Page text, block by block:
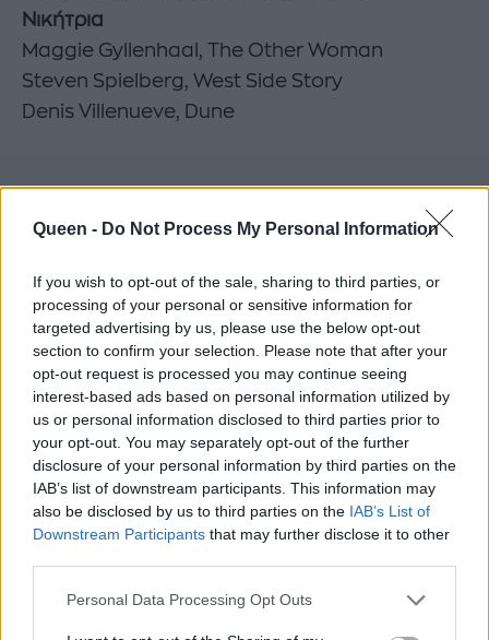
Queen - Do Not Process My Personal Information
If you wish to opt-out of the sale, sharing to third parties, or
processing of your personal or sensitive information for
targeted advertising by us, please use the below opt-out
section to confirm your selection. Please note that after your
opt-out request is processed you may continue seeing
interest-based ads based on personal information utilized by
us or personal information disclosed to third parties prior to
your opt-out. You may separately opt-out of the further
disclosure of your personal information by third parties on the
IAB’s list of downstream participants. This information may
also be disclosed by us to third parties on the IAB’s List of
Downstream Participants that may further disclose it to other
Personal Data Processing Opt Outs
Νικήτρια
Maggie Gyllenhaal, The Other Woman
Steven Spielberg, West Side Story
Denis Villenueve, Dune